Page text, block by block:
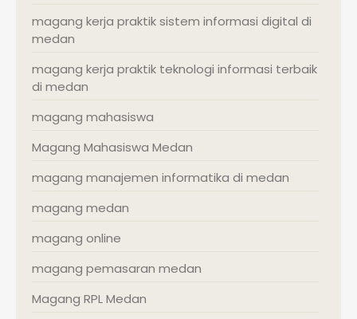
magang kerja praktik sistem informasi digital di
medan
magang kerja praktik teknologi informasi terbaik
di medan
magang mahasiswa
Magang Mahasiswa Medan
magang manajemen informatika di medan
magang medan
magang online
magang pemasaran medan
Magang RPL Medan